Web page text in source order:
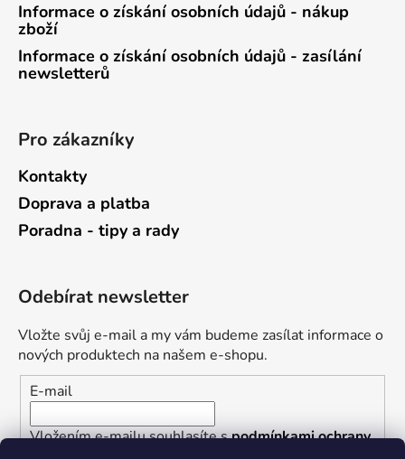
Informace o získání osobních údajů - nákup
zboží
Informace o získání osobních údajů - zasílání
newsletterů
Pro zákazníky
Kontakty
Doprava a platba
Poradna - tipy a rady
Odebírat newsletter
Vložte svůj e-mail a my vám budeme zasílat informace o
nových produktech na našem e-shopu.
E-mail
Vložením e-mailu souhlasíte spodmínkami ochrany